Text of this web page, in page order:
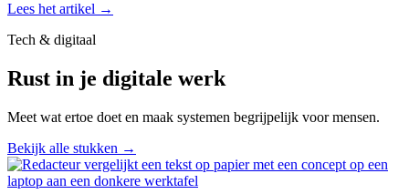
Lees het artikel →
Tech & digitaal
Rust in je digitale werk
Meet wat ertoe doet en maak systemen begrijpelijk voor mensen.
Bekijk alle stukken →